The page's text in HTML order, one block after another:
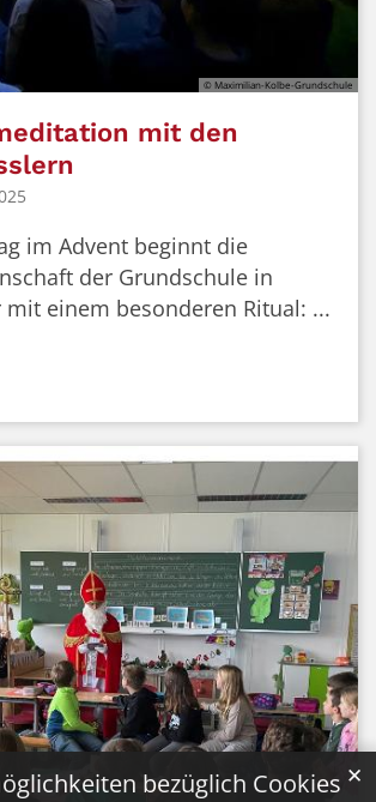
bezüglich Cookies ✕
© Maximilian-Kolbe-Grundschule
mit den
im Advent beginnt die
der Grundschule in
mit einem besonderen Ritual: ...